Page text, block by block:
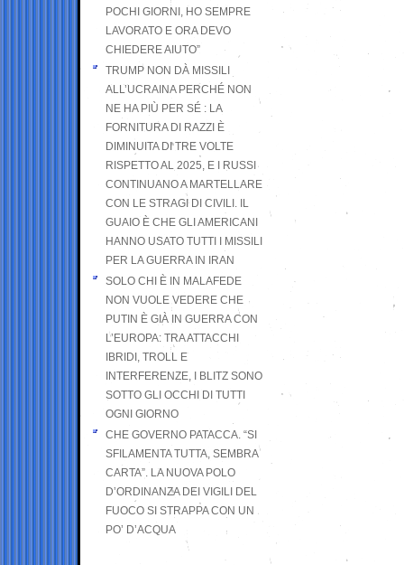
POCHI GIORNI, HO SEMPRE
LAVORATO E ORA DEVO
CHIEDERE AIUTO”
TRUMP NON DÀ MISSILI
ALL’UCRAINA PERCHÉ NON
NE HA PIÙ PER SÉ : LA
FORNITURA DI RAZZI È
DIMINUITA DI TRE VOLTE
RISPETTO AL 2025, E I RUSSI
CONTINUANO A MARTELLARE
CON LE STRAGI DI CIVILI. IL
GUAIO È CHE GLI AMERICANI
HANNO USATO TUTTI I MISSILI
PER LA GUERRA IN IRAN
SOLO CHI È IN MALAFEDE
NON VUOLE VEDERE CHE
PUTIN È GIÀ IN GUERRA CON
L’EUROPA: TRA ATTACCHI
IBRIDI, TROLL E
INTERFERENZE, I BLITZ SONO
SOTTO GLI OCCHI DI TUTTI
OGNI GIORNO
CHE GOVERNO PATACCA. “SI
SFILAMENTA TUTTA, SEMBRA
CARTA”. LA NUOVA POLO
D’ORDINANZA DEI VIGILI DEL
FUOCO SI STRAPPA CON UN
PO’ D’ACQUA